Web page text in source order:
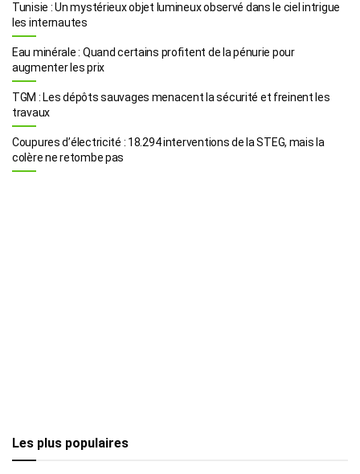
Tunisie : Un mystérieux objet lumineux observé dans le ciel intrigue
les internautes
Eau minérale : Quand certains profitent de la pénurie pour
augmenter les prix
TGM : Les dépôts sauvages menacent la sécurité et freinent les
travaux
Coupures d’électricité : 18.294 interventions de la STEG, mais la
colère ne retombe pas
Les plus populaires